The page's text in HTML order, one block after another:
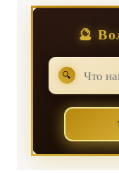
🔮
🔍